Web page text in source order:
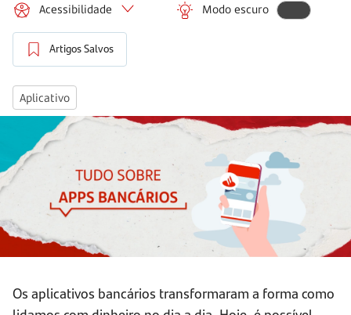
Acessibilidade Modo escuro
Artigos Salvos
Aplicativo
Os aplicativos bancários transformaram a forma como